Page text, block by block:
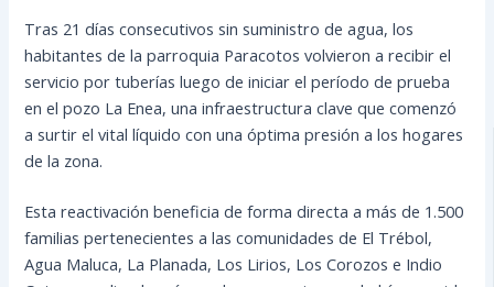
Tras 21 días consecutivos sin suministro de agua, los
habitantes de la parroquia Paracotos volvieron a recibir el
servicio por tuberías luego de iniciar el período de prueba
en el pozo La Enea, una infraestructura clave que comenzó
a surtir el vital líquido con una óptima presión a los hogares
de la zona.
Esta reactivación beneficia de forma directa a más de 1.500
familias pertenecientes a las comunidades de El Trébol,
Agua Maluca, La Planada, Los Lirios, Los Corozos e Indio